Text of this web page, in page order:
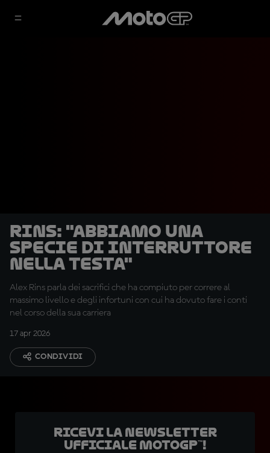
Rins: "Abbiamo una
specie di interruttore
nella testa"
Alex Rins parla dei sacrifici che ha compiuto per correre al
massimo livello e degli infortuni con cui ha dovuto fare i conti
nel corso della sua carriera
17 apr 2026
CONDIVIDI
Ricevi la newsletter
ufficiale MotoGP™!